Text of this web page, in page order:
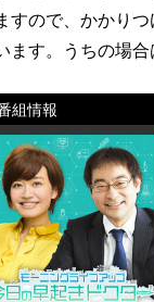
すので、かかり
ます。うちの場
組情報